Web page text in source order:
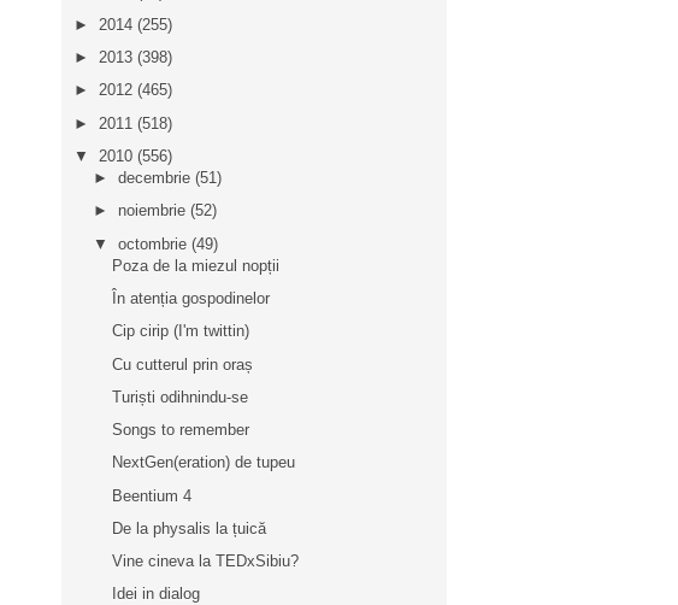
► 2014 (255)
► 2013 (398)
► 2012 (465)
► 2011 (518)
▼ 2010 (556)
► decembrie (51)
► noiembrie (52)
▼ octombrie (49)
Poza de la miezul nopții
În atenția gospodinelor
Cip cirip (I'm twittin)
Cu cutterul prin oraș
Turiști odihnindu-se
Songs to remember
NextGen(eration) de tupeu
Beentium 4
De la physalis la țuică
Vine cineva la TEDxSibiu?
Idei in dialog